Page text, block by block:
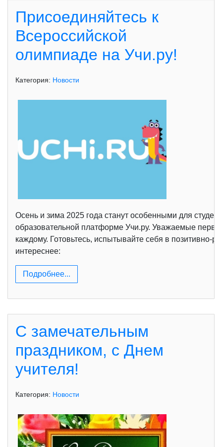
Присоединяйтесь к
Всероссийской
олимпиаде на Учи.ру!
Категория: Новости
Осень и зима 2025 года станут особенными для
образовательной платформе Учи.ру. Уважаемые
каждому. Готовьтесь, испытывайте себя в
интереснее:
Подробнее...
С замечательным
праздником, с Днем
учителя!
Категория: Новости